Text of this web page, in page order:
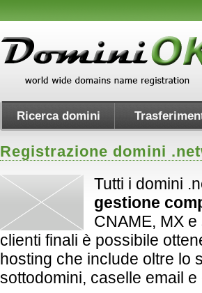
Ricerca domini
Registrazione domini .
Tutti i domini
gestione
CNAME, MX
clienti finali è possibile
hosting che include oltre lo
sottodomini, caselle email